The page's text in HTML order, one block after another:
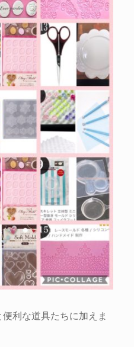
利な道具たちに加えま